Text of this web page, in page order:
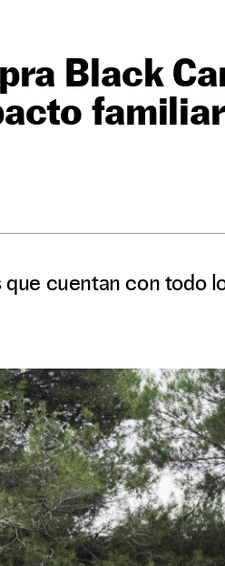
Black
familiar
cuentan con todo